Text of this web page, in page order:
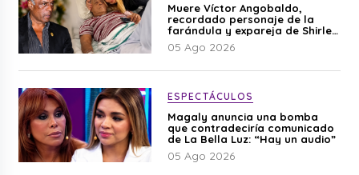
Muere Víctor Angobaldo,
recordado personaje de la
farándula y expareja de Shirley
Cherres
05 Ago 2026
ESPECTÁCULOS
Magaly anuncia una bomba
que contradeciría comunicado
de La Bella Luz: “Hay un audio”
05 Ago 2026